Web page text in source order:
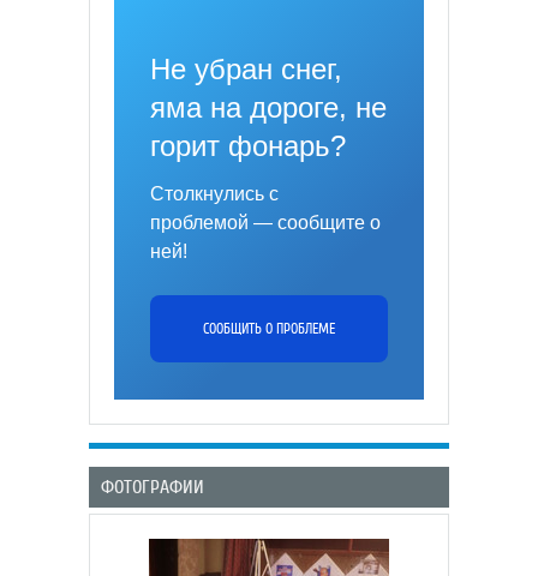
Не убран снег,
яма на дороге, не
горит фонарь?
Столкнулись с
проблемой — сообщите о
ней!
СООБЩИТЬ О ПРОБЛЕМЕ
ФОТОГРАФИИ